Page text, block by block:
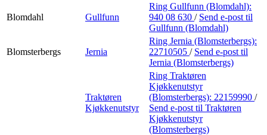
Blomdahl Gullfunn
Ring Gullfunn (Blomdahl):
940 08 630 / Send e-post til
Gullfunn (Blomdahl)
Blomsterbergs Jernia
Ring Jernia (Blomsterbergs):
22710505 / Send e-post til
Jernia (Blomsterbergs)
Traktøren
Kjøkkenutstyr
Ring Traktøren
Kjøkkenutstyr
(Blomsterbergs): 22159990 /
Send e-post til Traktøren
Kjøkkenutstyr
(Blomsterbergs)